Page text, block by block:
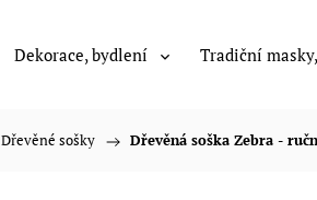
Dekorace, bydlení Tradiční
Dřevěné sošky / Dřevěná soška Zebra -